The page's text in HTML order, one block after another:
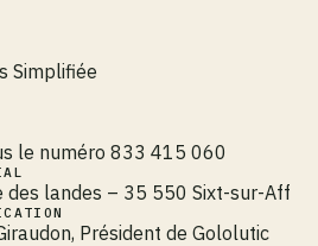
Simplifiée
le numéro 833 415 060
des landes – 35 550 Sixt-sur-Aff
Président de Gololutic